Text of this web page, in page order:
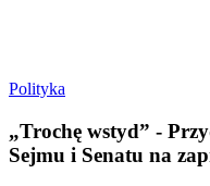
Polityka
„Trochę wstyd” -
Sejmu i Senatu na